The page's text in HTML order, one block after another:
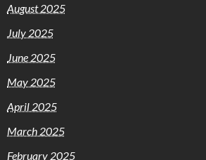
August 2025
July 2025
June 2025
May 2025
April 2025
March 2025
February 2025